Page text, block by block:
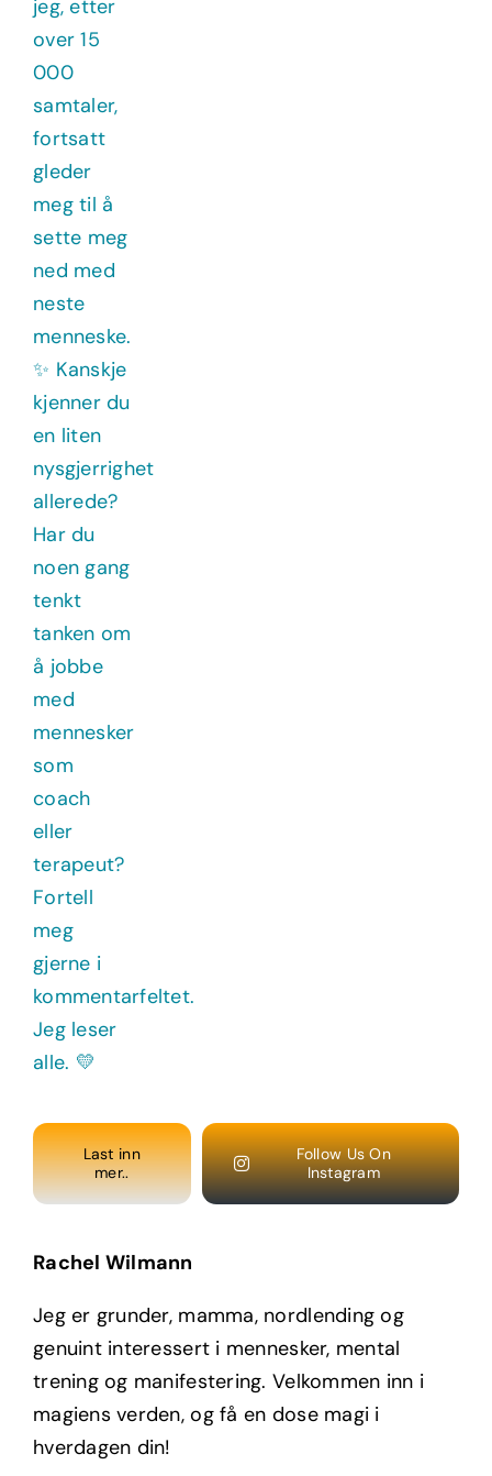
Last inn
mer..
Follow Us On
Instagram
Rachel Wilmann
Jeg er grunder, mamma, nordlending og
genuint interessert i mennesker, mental
trening og manifestering. Velkommen inn i
magiens verden, og få en dose magi i
hverdagen din!